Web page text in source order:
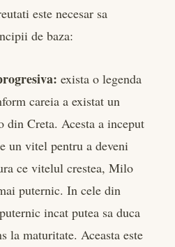
este necesar sa
de baza:
exista o legenda
careia a existat un
Creta. Acesta a inceput
un vitel pentru a deveni
ce vitelul crestea, Milo
puternic. In cele din
incat putea sa duca
la maturitate. Aceasta este